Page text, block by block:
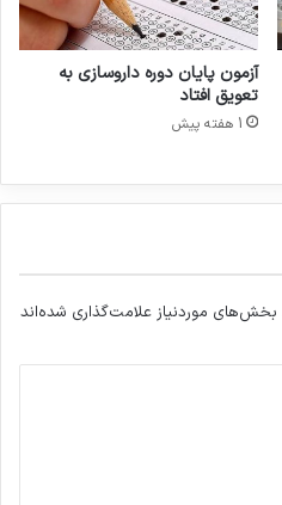
آزمون پایان دوره داروسازی به
تعویق افتاد
1 هفته پیش
بخش‌های موردنیاز علامت‌گذاری شده‌اند